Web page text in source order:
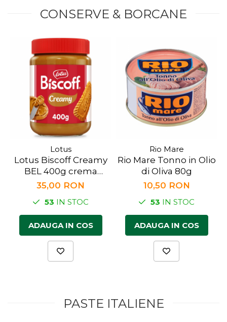
CONSERVE & BORCANE
Lotus
Lotus Biscoff Creamy
BEL 400g crema
tartinabila
35,00 RON
53 IN STOC
ADAUGA IN COS
Rio Mare
Rio Mare Tonno in Olio
di Oliva 80g
10,50 RON
53 IN STOC
ADAUGA IN COS
PASTE ITALIENE